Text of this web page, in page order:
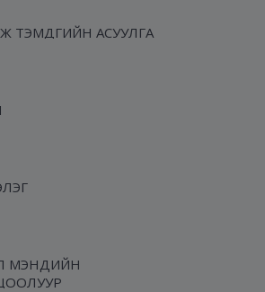
ТЭМДГИЙН АСУУЛГА
МЭНДИЙН